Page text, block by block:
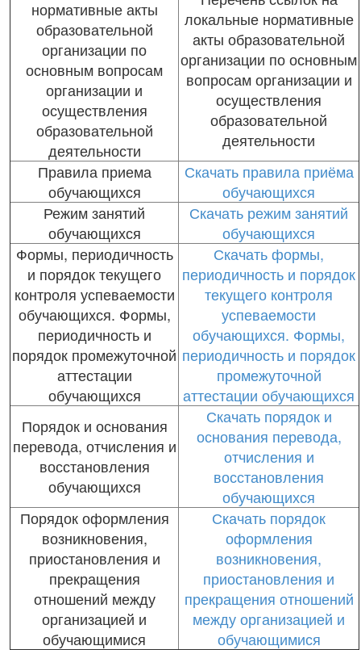
нормативные акты
образовательной
организации по
основным вопросам
организации и
осуществления
образовательной
деятельности
локальные нормативные
акты образовательной
организации по основным
вопросам организации и
осуществления
образовательной
деятельности
Правила приема
обучающихся
Скачать правила приёма
обучающихся
Режим занятий
обучающихся
Скачать режим занятий
обучающихся
Формы, периодичность
и порядок текущего
контроля успеваемости
обучающихся. Формы,
периодичность и
порядок промежуточной
аттестации
обучающихся
Скачать формы,
периодичность и порядок
текущего контроля
успеваемости
обучающихся. Формы,
периодичность и порядок
промежуточной
аттестации обучающихся
Порядок и основания
перевода, отчисления и
восстановления
обучающихся
Скачать порядок и
основания перевода,
отчисления и
восстановления
обучающихся
Порядок оформления
возникновения,
приостановления и
прекращения
отношений между
организацией и
обучающимися
Скачать порядок
оформления
возникновения,
приостановления и
прекращения отношений
между организацией и
обучающимися